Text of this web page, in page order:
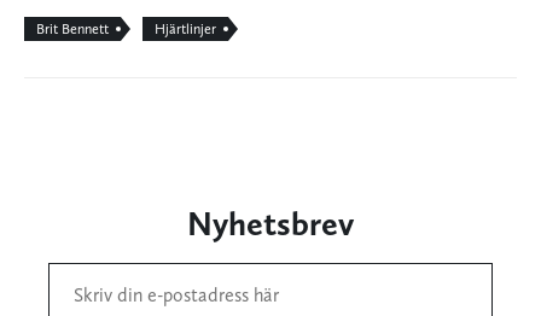
Brit Bennett Hjärtlinjer
Nyhetsbrev